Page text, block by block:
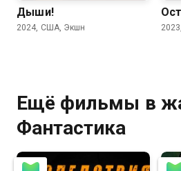
Дыши!
2024, США, Экшн
Ещё фильмы в
Фантастика